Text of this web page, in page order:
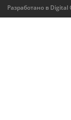
Разработано в Digital